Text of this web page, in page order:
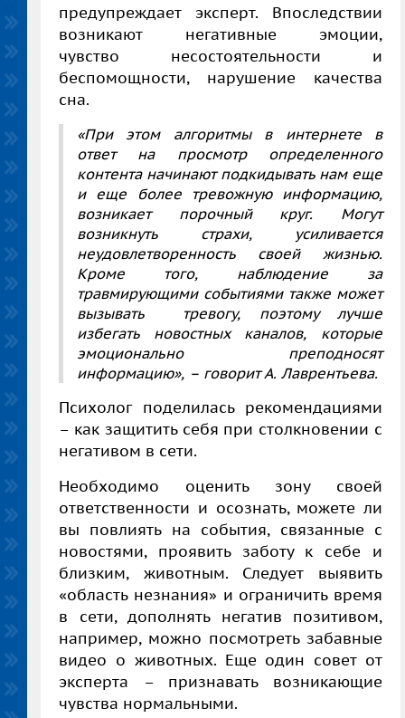
предупреждает эксперт. Впоследствии
возникают негативные эмоции,
чувство несостоятельности и
беспомощности, нарушение качества
сна.
«При этом алгоритмы в интернете в
ответ на просмотр определенного
контента начинают подкидывать нам еще
и еще более тревожную информацию,
возникает порочный круг. Могут
возникнуть страхи, усиливается
неудовлетворенность своей жизнью.
Кроме того, наблюдение за
травмирующими событиями также может
вызывать тревогу, поэтому лучше
избегать новостных каналов, которые
эмоционально преподносят
информацию», – говорит А. Лаврентьева.
Психолог поделилась рекомендациями
– как защитить себя при столкновении с
негативом в сети.
Необходимо оценить зону своей
ответственности и осознать, можете ли
вы повлиять на события, связанные с
новостями, проявить заботу к себе и
близким, животным. Следует выявить
«область незнания» и ограничить время
в сети, дополнять негатив позитивом,
например, можно посмотреть забавные
видео о животных. Еще один совет от
эксперта – признавать возникающие
чувства нормальными.